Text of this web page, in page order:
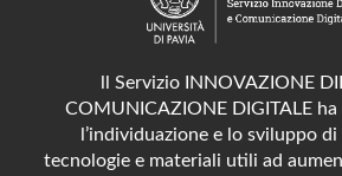
ll Servizio INNOVAZIONE
COMUNICAZIONE DIGITALE
l’individuazione e lo sviluppo
tecnologie e materiali utili ad